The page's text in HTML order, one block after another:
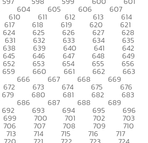
604 605 606 607
610 611 612 613 614
617 618 619 620 621
624 625 626 627 628
631 632 633 634 635
638 639 640 641 642
645 646 647 648 649
652 653 654 655 656
659 660 661 662 663
666 667 668 669
672 673 674 675 676
679 680 681 682 683
686 687 688 689
692 693 694 695 696
699 700 701 702 703
706 707 708 709 710
713 714 715 716 717